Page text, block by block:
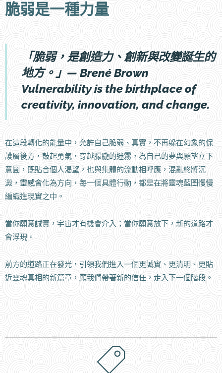
脆弱是一種力量
「脆弱，是創造力、創新與改變誕生的
地方。」— Brené Brown
Vulnerability is the birthplace of
creativity, innovation, and change.
在這段轉化的能量中，允許自己脆弱、真實，不再躲在幻象的保
護層後方，鼓起勇氣，穿越朦朧的迷霧，為自己的夢與願望立下
意圖，既貼合個人渴望，也與集體的流動相呼應，混亂終將沉
澱，靈感會化為方向，每一個具體行動，都是在將靈魂藍圖慢慢
編織進現實之中。
當你願意誠實，宇宙才有機會介入；當你願意放下，新的道路才
會浮現。
前方的道路正在發光，引領我們進入一個更誠實、更清明、更貼
近靈魂真相的新篇章，願我們帶著新的信任，走入下一個階段。